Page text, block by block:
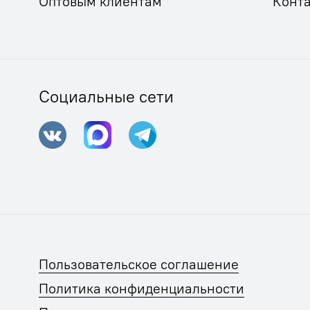
Социальные сети
Пользовательское соглашение
Политика конфиденциальности